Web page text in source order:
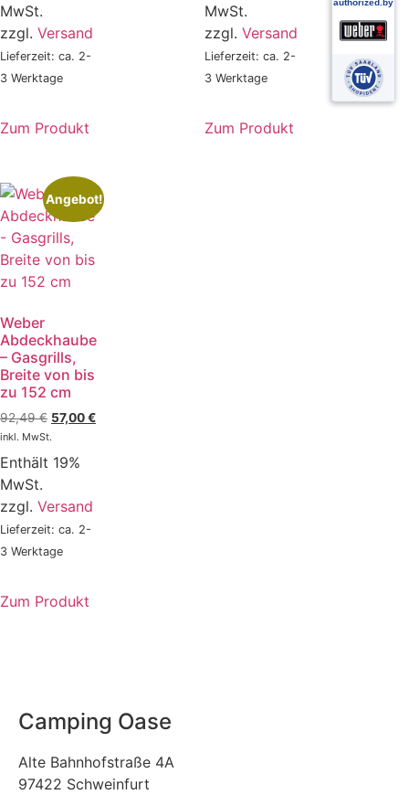
MwSt.
zzgl. Versand
Lieferzeit: ca. 2-
3 Werktage
Zum Produkt
MwSt.
zzgl. Versand
Lieferzeit: ca. 2-
3 Werktage
Zum Produkt
Angebot!
Weber
Abdeckhaube
– Gasgrills,
Breite von bis
zu 152 cm
92,49€ 57,00€
inkl. MwSt.
Enthält 19%
MwSt.
zzgl. Versand
Lieferzeit: ca. 2-
3 Werktage
Zum Produkt
Camping Oase
Alte Bahnhofstraße 4A
97422 Schweinfurt